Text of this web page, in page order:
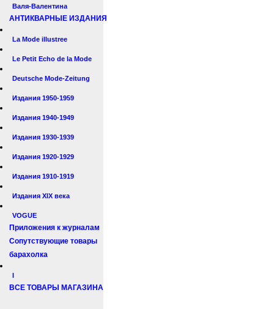
Валя-Валентина
АНТИКВАРНЫЕ ИЗДАНИЯ
La Mode illustree
Le Petit Echo de la Mode
Deutsche Mode-Zeitung
Издания 1950-1959
Издания 1940-1949
Издания 1930-1939
Издания 1920-1929
Издания 1910-1919
Издания XIX века
VOGUE
Приложения к журналам
Сопутствующие товары
барахолка
I
ВСЕ ТОВАРЫ МАГАЗИНА